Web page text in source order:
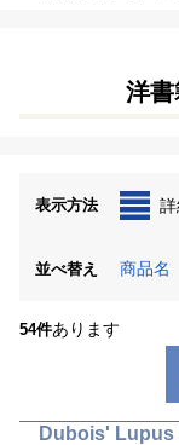
洋
表示方法
並べ替え 商品名
54件あります
Dubois'